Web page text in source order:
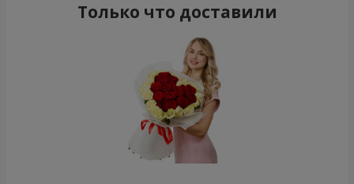
Только что доставили